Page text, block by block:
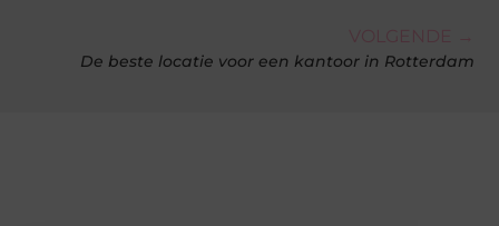
VOLGENDE →
De beste locatie voor een kantoor in Rotterdam